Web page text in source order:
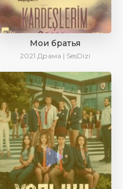
Мои братья
2021 Драма | SesDizi